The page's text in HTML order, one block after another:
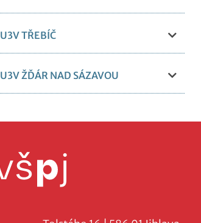
U3V TŘEBÍČ
U3V ŽĎÁR NAD SÁZAVOU